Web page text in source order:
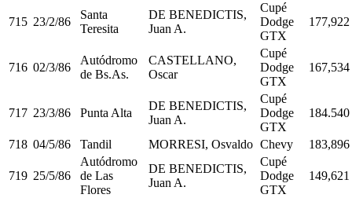
715 23/2/86
Santa
Teresita
DE BENEDICTIS,
Juan A.
Cupé
Dodge
GTX
177,922
716 02/3/86
Autódromo
de Bs.As.
CASTELLANO,
Oscar
Cupé
Dodge
GTX
167,534
717 23/3/86 Punta Alta
DE BENEDICTIS,
Juan A.
Cupé
Dodge
GTX
184.540
718 04/5/86 Tandil MORRESI, Osvaldo Chevy 183,896
719 25/5/86
Autódromo
de Las
Flores
DE BENEDICTIS,
Juan A.
Cupé
Dodge
GTX
149,621